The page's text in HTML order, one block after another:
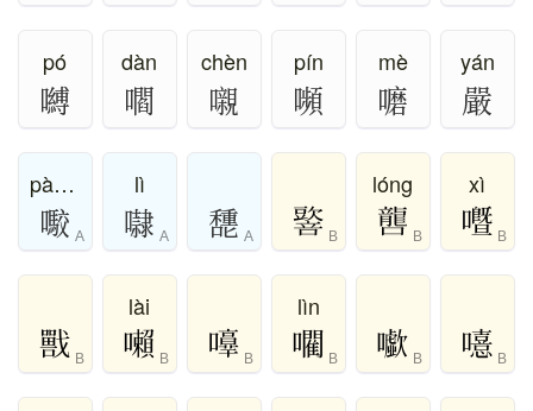
pó
嚩
dàn
嚪
chèn
嚫
pín
嚬
mè
嚰
yán
嚴
pào、pěng
㘐 A
lì
㘑 A 㘒 A B
lóng
B
xì
B
B
lài
B B
lìn
B B B